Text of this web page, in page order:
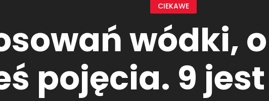
CIEKAWE
wódki,
pojęcia. 9